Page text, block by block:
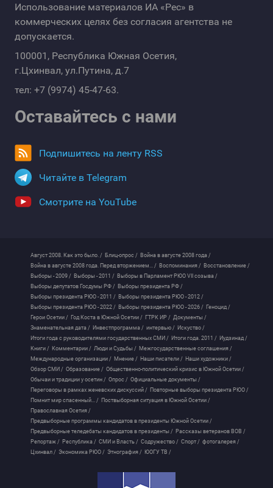
Использование материалов ИА «Рес» в
коммерческих целях без согласия агентства не
допускается.
100001, Республика Южная Осетия,
г.Цхинвал, ул.Путина, д.7
тел: +7 (9974) 45-47-63.
Оставайтесь с нами
Подпишитесь на ленту RSS
Читайте в Telegram
Смотрите на YouTube
Август 2008. Как это было. / Блиц-опрос / Война в августе 2008 года /
Война в августе 2008 года. Перед вторжением... / Воспоминания / Восстановление /
Выборы - 2009 / Выборы - 2011 / Выборы в Парламент РЮО VII созыва /
Выборы депутатов Госдумы РФ / Выборы президента РФ /
Выборы президента РЮО - 2011 / Выборы президента РЮО - 2012 /
Выборы президента РЮО - 2022 / Выборы президента РЮО - 2026 / Геноцид /
Герои Осетии / Год Коста в Южной Осетии / ГТРК ИР / Документы /
Знаменательная дата / Инвестпрограмма / интервью / Искуство /
Итоги года с руководителями государственных СМИ / Итоги года. 2011 / Иудзинад /
Книги / Комментарии / Люди и Судьбы / Межгосударственные соглашения /
Международные организации / Мнение / Наши писатели / Наши художники /
Обзор СМИ / Образование / Общественно-политический кризис в Южной Осетии /
Обычаи и традиции у осетин / Опрос / Официальные документы /
Переговоры в рамках женевских дискуссий / Повторные выборы президента РЮО /
Помнит мир спасенный... / Поствыборная ситуация в Южной Осетии /
Православная Осетия /
Предвыборные программы кандидатов в президенты Южной Осетии /
Предвыборные теледебаты кандидатов в президенты / Рассказы ветеранов ВОВ /
Репортаж / Республика / СМИ и Власть / Содружество / Спорт / фотогалерея /
Цхинвал / Экономика РЮО / Этнография / ЮОГУ ТВ /